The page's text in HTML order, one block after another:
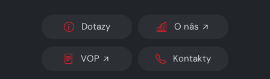
Dotazy O nás
VOP Kontakty